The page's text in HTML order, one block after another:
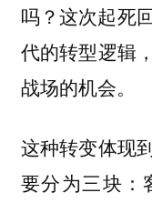
吗？这次起死
代的转型逻辑
战场的机会。
这种转变体现
要分为三块：